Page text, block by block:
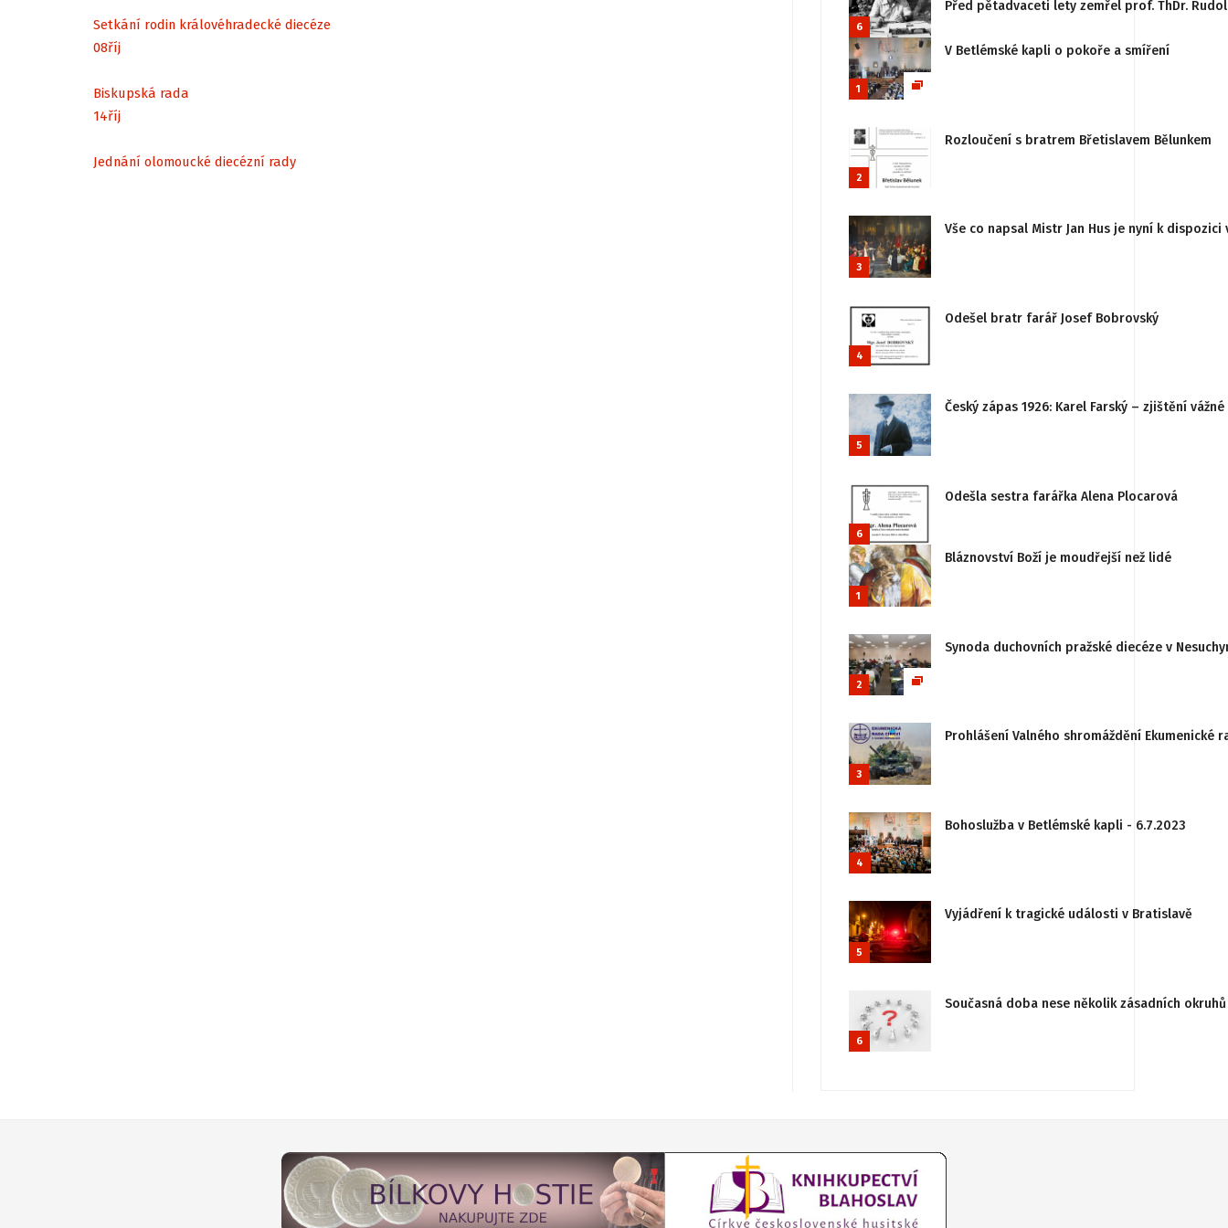
Setkání rodin královéhradecké diecéze
08říj
Biskupská rada
14říj
Jednání olomoucké diecézní rady
6
Před pětadvaceti lety zemřel prof. ThDr.
1
V Betlémské kapli o pokoře a smíření
2
Rozloučení s bratrem Břetislavem Bělunkem
3
Vše co napsal Mistr Jan Hus je nyní k
4
Odešel bratr farář Josef Bobrovský
5
Český zápas 1926: Karel Farský – zjištění
6
Odešla sestra farářka Alena Plocarová
1
Bláznovství Boží je moudřejší než lidé
2
Synoda duchovních pražské diecéze v
3
Prohlášení Valného shromáždění
4
Bohoslužba v Betlémské kapli - 6.7.2023
5
Vyjádření k tragické události v Bratislavě
6
Současná doba nese několik zásadních